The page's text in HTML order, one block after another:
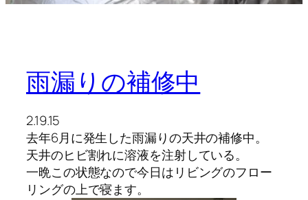
雨漏りの補修中
2.19.15
去年6月に発生した雨漏りの天井の補修中。
天井のヒビ割れに溶液を注射している。
一晩この状態なので今日はリビングのフロー
リングの上で寝ます。